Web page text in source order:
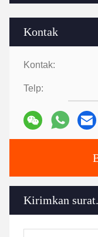
Kontak
Kontak:
Telp:
Kirimkan surat.